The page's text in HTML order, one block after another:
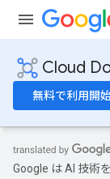
Cloud
無料で利用開
Google は AI 技術